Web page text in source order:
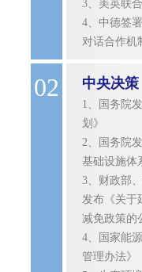
3、美英联
4、中德签
对话合作机
02 中央决策
1、国务院
划》
2、国务院
基础设施体
3、财政部
发布《关于
减免政策的
4、国家能
管理办法》